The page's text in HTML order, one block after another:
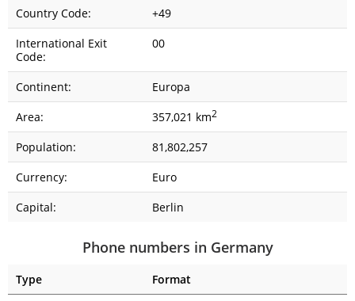
Country Code:
+49
International Exit
Code:
00
Continent:
Europa
Area:
357,021 km2
Population:
81,802,257
Currency:
Euro
Capital:
Berlin
Phone numbers in Germany
Type
Format